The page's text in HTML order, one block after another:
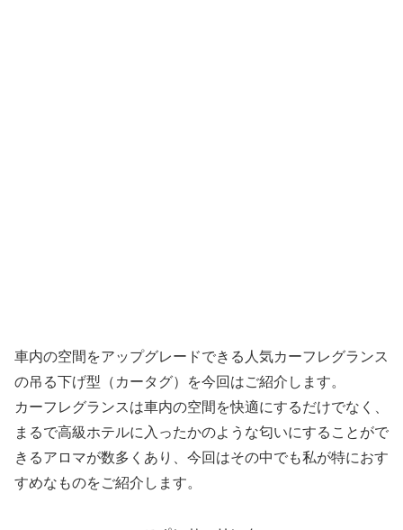
車内の空間をアップグレードできる人気カーフレグランス
の吊る下げ型（カータグ）を今回はご紹介します。
カーフレグランスは車内の空間を快適にするだけでなく、
まるで高級ホテルに入ったかのような匂いにすることがで
きるアロマが数多くあり、今回はその中でも私が特におす
すめなものをご紹介します。